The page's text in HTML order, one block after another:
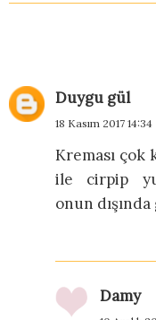
Duygu gül
18 Kasım 2017 14:34
Kreması çok
ile cirpip
onun
Damy